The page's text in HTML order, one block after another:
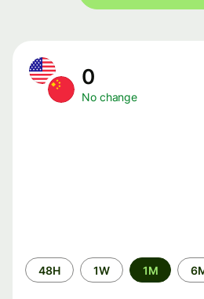
0
No change
Time
period
48H 1W 1M